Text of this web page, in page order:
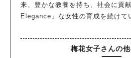
来、豊かな教養を持ち、社会に貢
Elegance」な女性の育成を続けて
梅花女子さんの